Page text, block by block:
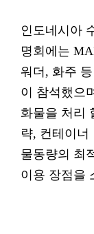
인도네시아
명회에는
워더, 화주
이 참석했으
화물을 처리
략, 컨테이너
물동량의 최
이용 장점을